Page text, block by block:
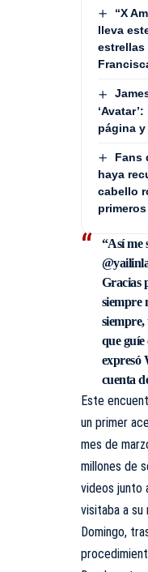
“X
lleva
estrellas
página
Fans
haya
cabello
“Así me
Gracias
siempre
siempre,
que guíe
expresó
cuenta
Este
un primer
mes de
millones de
videos junto
visitaba a su
Domingo,